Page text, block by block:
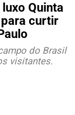
Quinta
curtir
do Brasil
visitantes.